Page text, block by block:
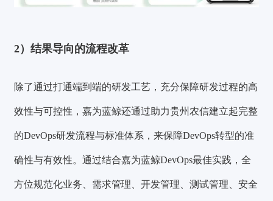
2）结果导向的流程改革
除了通过打通端到端的研发工艺，充分保障研发过程的高
效性与可控性，嘉为蓝鲸还通过助力贵州农信建立起完整
的DevOps研发流程与标准体系，来保障DevOps转型的准
确性与有效性。通过结合嘉为蓝鲸DevOps最佳实践，全
方位规范化业务、需求管理、开发管理、测试管理、安全
验证码登录 密码登录
登录